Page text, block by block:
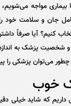
بیماری مواجه
جان و سلامت خود
کنیم؟ آیا صرفاً
پزشک به اندازه
پزشکی را
خوب
که شاید خیلی